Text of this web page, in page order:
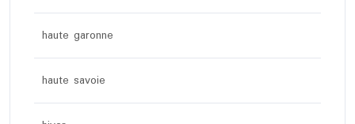
haute garonne
haute savoie